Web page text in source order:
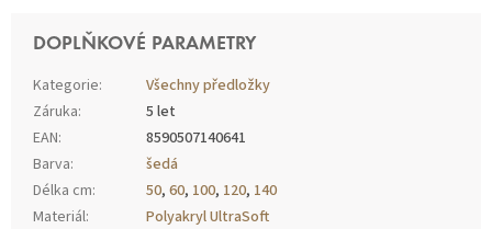
DOPLŇKOVÉ PARAMETRY
Kategorie:
Všechny předložky
Záruka:
5 let
EAN:
8590507140641
Barva:
šedá
Délka cm: 50, 60, 100, 120, 140
Materiál:
Polyakryl UltraSoft